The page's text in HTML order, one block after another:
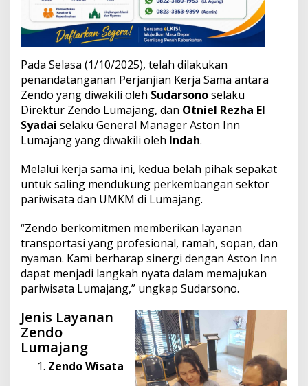
n
s
p
o
t
a
s
i
O
n
l
n
e
Pada Selasa (1/10/2025), telah dilakukan
penandatanganan Perjanjian Kerja Sama antara
Zendo yang diwakili oleh Sudarsonoselaku
Direktur Zendo Lumajang, dan Otniel Rezha El
Syadai selaku General Manager Aston Inn
Lumajang yang diwakili oleh Indah.
Melalui kerja sama ini, kedua belah pihak sepakat
untuk saling mendukung perkembangan sektor
pariwisata dan UMKM di Lumajang.
“Zendo berkomitmen memberikan layanan
transportasi yang profesional, ramah, sopan, dan
nyaman. Kami berharap sinergi dengan Aston Inn
dapat menjadi langkah nyata dalam memajukan
pariwisata Lumajang,” ungkap Sudarsono.
Jenis Layanan
Zendo
Lumajang
Zendo Wisata